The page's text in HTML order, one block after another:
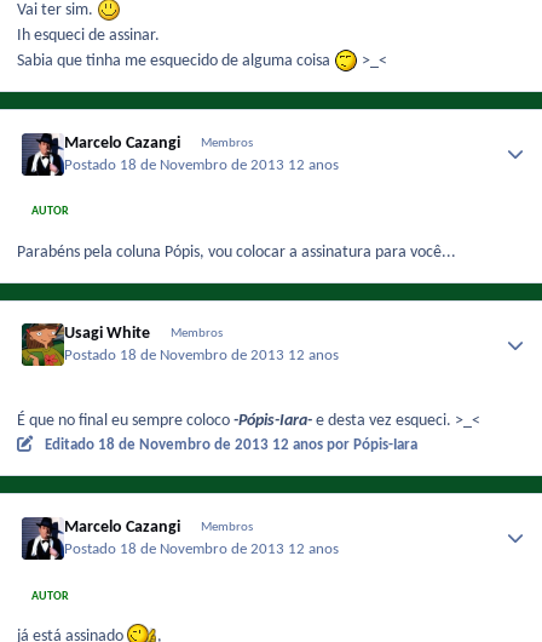
Vai ter sim.
Ih esqueci de assinar.
Sabia que tinha me esquecido de alguma coisa
>_<
Marcelo Cazangi Membros
Postado 18 de Novembro de 2013 12 anos
AUTOR
Parabéns pela coluna Pópis, vou colocar a assinatura para você...
Usagi White Membros
Postado 18 de Novembro de 2013 12 anos
É que no final eu sempre coloco -Pópis-Iara- e desta vez esqueci. >_<
Editado 18 de Novembro de 2013 12 anos por Pópis-Iara
Marcelo Cazangi Membros
Postado 18 de Novembro de 2013 12 anos
AUTOR
já está assinado
,